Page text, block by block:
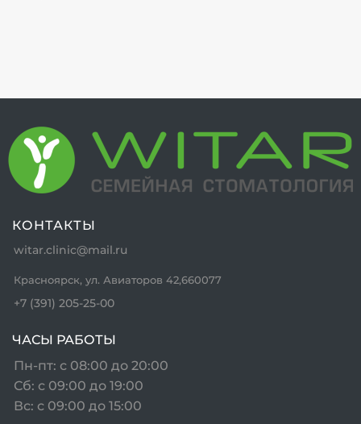
КОНТАКТЫ
witar.clinic@mail.ru
Красноярск, ул. Авиаторов 42,660077
+7 (391) 205-25-00
ЧАСЫ РАБОТЫ
Пн-пт: с 08:00 до 20:00
Сб: с 09:00 до 19:00
Вс: с 09:00 до 15:00